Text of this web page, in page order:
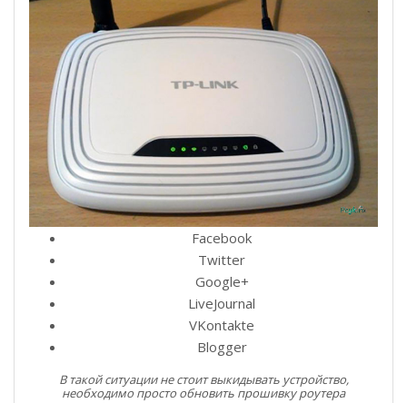
Facebook
Twitter
Google+
LiveJournal
VKontakte
Blogger
В такой ситуации не стоит выкидывать устройство,
необходимо просто обновить прошивку роутера